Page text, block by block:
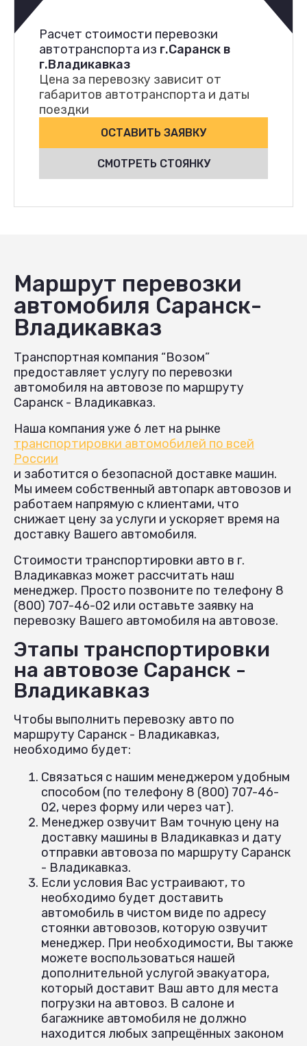
Расчет стоимости перевозки
автотранспорта из г.Саранск в
г.Владикавказ
Цена за перевозку зависит от
габаритов автотранспорта и даты
поездки
ОСТАВИТЬ ЗАЯВКУ
СМОТРЕТЬ СТОЯНКУ
Маршрут перевозки
автомобиля Саранск-
Владикавказ
Транспортная компания “Возом”
предоставляет услугу по перевозки
автомобиля на автовозе по маршруту
Саранск - Владикавказ.
Наша компания уже 6 лет на рынке
транспортировки автомобилей по всей
России
и заботится о безопасной доставке машин.
Мы имеем собственный автопарк автовозов и
работаем напрямую с клиентами, что
снижает цену за услуги и ускоряет время на
доставку Вашего автомобиля.
Стоимости транспортировки авто в г.
Владикавказ может рассчитать наш
менеджер. Просто позвоните по телефону 8
(800) 707-46-02 или оставьте заявку на
перевозку Вашего автомобиля на автовозе.
Этапы транспортировки
на автовозе Саранск -
Владикавказ
Чтобы выполнить перевозку авто по
маршруту Саранск - Владикавказ,
необходимо будет:
Связаться с нашим менеджером удобным
способом (по телефону 8 (800) 707-46-
02, через форму или через чат).
Менеджер озвучит Вам точную цену на
доставку машины в Владикавказ и дату
отправки автовоза по маршруту Саранск
- Владикавказ.
Если условия Вас устраивают, то
необходимо будет доставить
автомобиль в чистом виде по адресу
стоянки автовозов, которую озвучит
менеджер. При необходимости, Вы также
можете воспользоваться нашей
дополнительной услугой эвакуатора,
который доставит Ваш авто для места
погрузки на автовоз. В салоне и
багажнике автомобиля не должно
находится любых запрещённых законом